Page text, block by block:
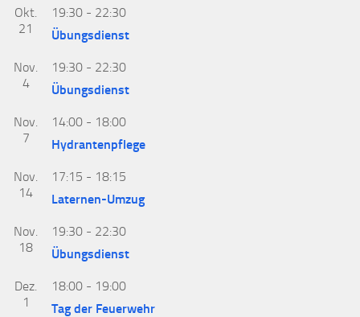
Okt.
21
19:30 - 22:30
Übungsdienst
Nov.
4
19:30 - 22:30
Übungsdienst
Nov.
7
14:00 - 18:00
Hydrantenpflege
Nov.
14
17:15 - 18:15
Laternen-Umzug
Nov.
18
19:30 - 22:30
Übungsdienst
Dez.
1
18:00 - 19:00
Tag der Feuerwehr